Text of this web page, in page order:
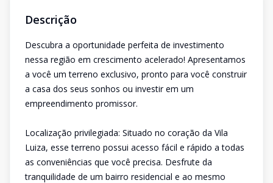
Descrição
Descubra a oportunidade perfeita de investimento
nessa região em crescimento acelerado! Apresentamos
a você um terreno exclusivo, pronto para você construir
a casa dos seus sonhos ou investir em um
empreendimento promissor.
Localização privilegiada: Situado no coração da Vila
Luiza, esse terreno possui acesso fácil e rápido a todas
as conveniências que você precisa. Desfrute da
tranquilidade de um bairro residencial e ao mesmo